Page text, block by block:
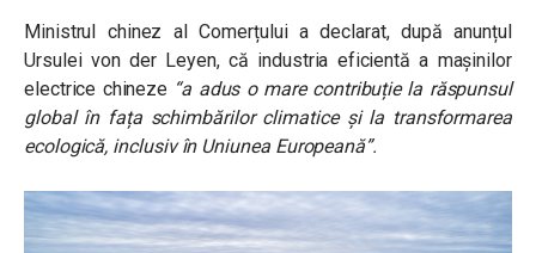
Ministrul chinez al Comerțului a declarat, după anunțul
Ursulei von der Leyen, că industria eficientă a mașinilor
electrice chineze “a adus o mare contribuție la răspunsul
global în fața schimbărilor climatice și la transformarea
ecologică, inclusiv în Uniunea Europeană”.